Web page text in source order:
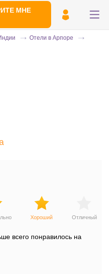
МНЕ
с вами и сделает
Отели в Арпоре
Хороший Отличный
всего понравилось на